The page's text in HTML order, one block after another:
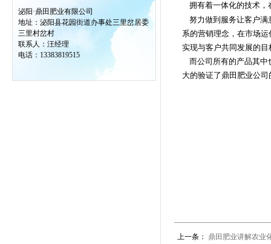
泌阳·鼎田肥业有限公司
地址：泌阳县花园街道办事处三里岔居委
三里村岔村
联系人：汪经理
电话：13383819515
拥有着一体化的技术，
努力做到服务让客户满
系的营销理念，在市场
实现与客户共同发展的目
而公司所有的产品其中
大的验证了鼎田肥业公司
上一条：
鼎田肥业讲解农业